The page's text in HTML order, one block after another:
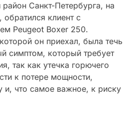
Санкт-Петербурга, на
клиент с
Peugeot Boxer 250.
он приехал, была течь
симптом, который требует
так как утечка горючего
к потере мощности,
что самое важное, к риску